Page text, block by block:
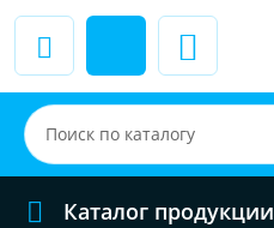
Каталог продукции